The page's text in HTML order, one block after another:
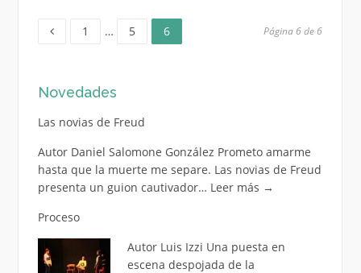
Paginación
entradas
Página
1 … Página
5 Página
6 Página 6 de 6
Novedades
Las novias de Freud
Autor Daniel Salomone González Prometo amarme
hasta que la muerte me separe. Las novias de Freud
presenta un guion cautivador… Leer más →
Proceso
Autor Luis Izzi Una puesta en
escena despojada de la